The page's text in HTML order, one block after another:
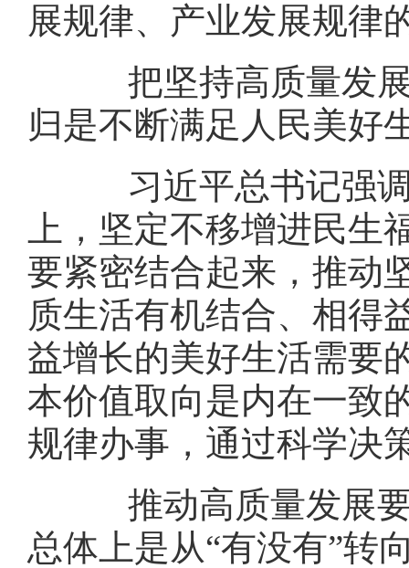
展规律、产业发展规律
把坚持高质量发展
归是不断满足人民美好
习近平总书记强调
上，坚定不移增进民
要紧密结合起来，推动
质生活有机结合、相得
益增长的美好生活需要
本价值取向是内在一致
规律办事，通过科学决
推动高质量发展要
总体上是从“有没有”转